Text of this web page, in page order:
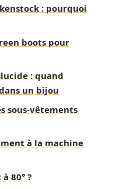
: pourquoi
boots pour
: quand
un bijou
sous-vêtements
à la machine
80° ?